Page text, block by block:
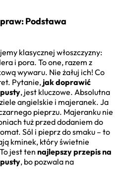
Podstawa
klasycznej włoszczyzny:
i pora. To one, razem z
wywaru. Nie żałuj ich! Co
Pytanie, jak doprawić
, jest kluczowe. Absolutna
angielskie i majeranek. Ja
pieprzu. Majeranku nie
tuż przed dodaniem do
Sól i pieprz do smaku – to
kminek, który świetnie
jest ten najlepszy przepis na
, bo pozwala na